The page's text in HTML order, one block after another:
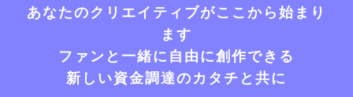
あなたのクリエイティブがここから始まり
ます
ファンと一緒に自由に創作できる
新しい資金調達のカタチと共に